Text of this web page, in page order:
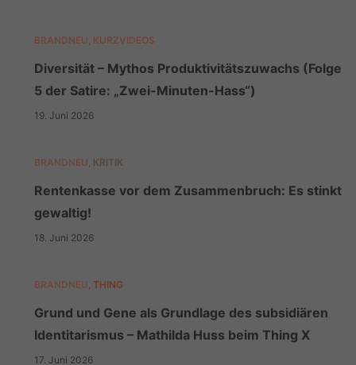
BRANDNEU KURZVIDEOS
Diversität – Mythos Produktivitätszuwachs (Folge
5 der Satire: „Zwei-Minuten-Hass“)
19. Juni 2026
BRANDNEU KRITIK
Rentenkasse vor dem Zusammenbruch: Es stinkt
gewaltig!
18. Juni 2026
BRANDNEU THING
Grund und Gene als Grundlage des subsidiären
Identitarismus – Mathilda Huss beim Thing X
17. Juni 2026